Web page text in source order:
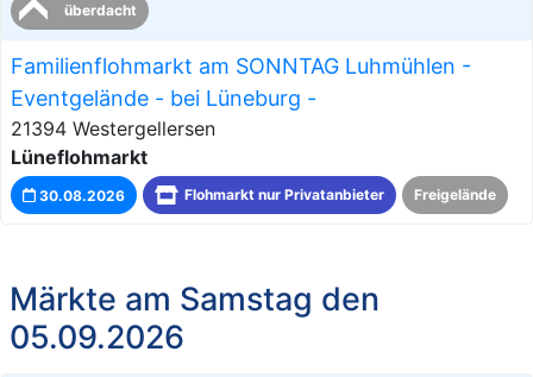
überdacht
Familienflohmarkt am SONNTAG Luhmühlen -
Eventgelände - bei Lüneburg -
21394 Westergellersen
Lüneflohmarkt
30.08.2026 Flohmarkt nur Privatanbieter Freigelände
Märkte am Samstag den
05.09.2026